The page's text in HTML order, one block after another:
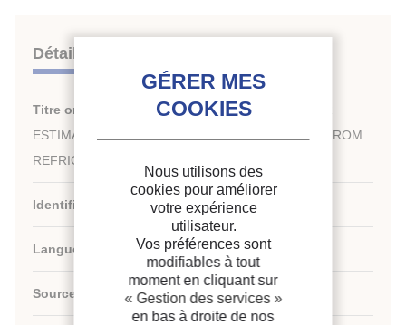
Détails
Titre original :
A RAPID EMPIRICAL METHOD FOR
ESTIMATION OF ENERGY SAVINGS RESULTING FROM
REFRIGERATION PLANT ALTERATIONS.
Identifiant de la fiche :1990-1401
Langues : Anglais
Source : Refrigeration for food and people.
Nous utilisons des
cookies pour améliorer
votre expérience
utilisateur.
Vos préférences sont
modifiables à tout
moment en cliquant sur
« Gestion des services »
en bas à droite de nos